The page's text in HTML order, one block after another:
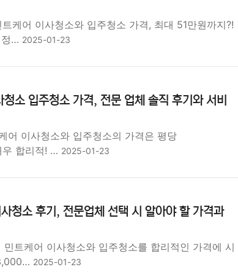
케어 이사청소와 입주청소 가격, 최대 51만원까지?!
정… 2025-01-23
소 입주청소 가격, 전문 업체 솔직 후기와 서비
어 이사청소와 입주청소의 가격은 평당
합리적! … 2025-01-23
청소 후기, 전문업체 선택 시 알아야 할 가격과
트케어 이사청소와 입주청소를 합리적인 가격에 시
2025-01-23